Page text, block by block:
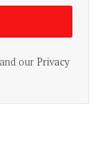
our Privacy